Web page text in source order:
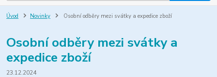
Úvod Novinky Osobní odběry mezi svátky a expedice zboží
Osobní odběry mezi svátky a
expedice zboží
23.12.2024